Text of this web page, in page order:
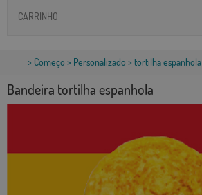
CARRINHO
> Começo > Personalizado > tortilha espanhola
Bandeira tortilha espanhola